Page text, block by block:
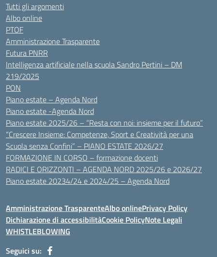
Tutti gli argomenti
Albo online
PTOF
Amministrazione Trasparente
Futura PNRR
Intelligenza artificiale nella scuola Sandro Pertini – DM
219/2025
PON
Piano estate – Agenda Nord
Piano estate -Agenda Nord
Piano estate 2025/26 – “Resta con noi: insieme per il futuro”
“Crescere Insieme: Competenze, Sport e Creatività per una
Scuola senza Confini” – PIANO ESTATE 2026/27
FORMAZIONE IN CORSO – formazione docenti
RADICI E ORIZZONTI – AGENDA NORD 2025/26 e 2026/27
Piano estate 20234/24 e 2024/25 – Agenda Nord
Amministrazione TrasparenteAlbo onlinePrivacy Policy
Dichiarazione di accessibilitàCookie PolicyNote Legali
WHISTLEBLOWING
Seguici su: